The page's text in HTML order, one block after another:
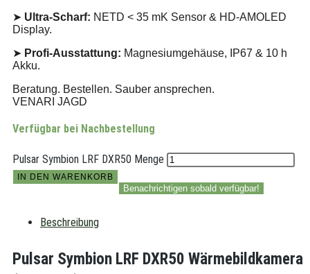
➤ Ultra-Scharf: NETD < 35 mK Sensor & HD-AMOLED
Display.
➤ Profi-Ausstattung: Magnesiumgehäuse, IP67 & 10 h
Akku.
Beratung. Bestellen. Sauber ansprechen.
VENARI JAGD
Verfügbar bei Nachbestellung
Pulsar Symbion LRF DXR50 Menge
IN DEN WARENKORB
Benachrichtigen sobald verfügbar!
Beschreibung
Pulsar Symbion LRF DXR50 Wärmebildkamera